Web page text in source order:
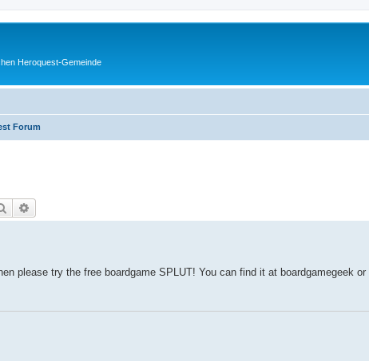
Heroquest-Gemeinde
Forum
Suche
please try the free boardgame SPLUT! You can find it at boardgamegeek or